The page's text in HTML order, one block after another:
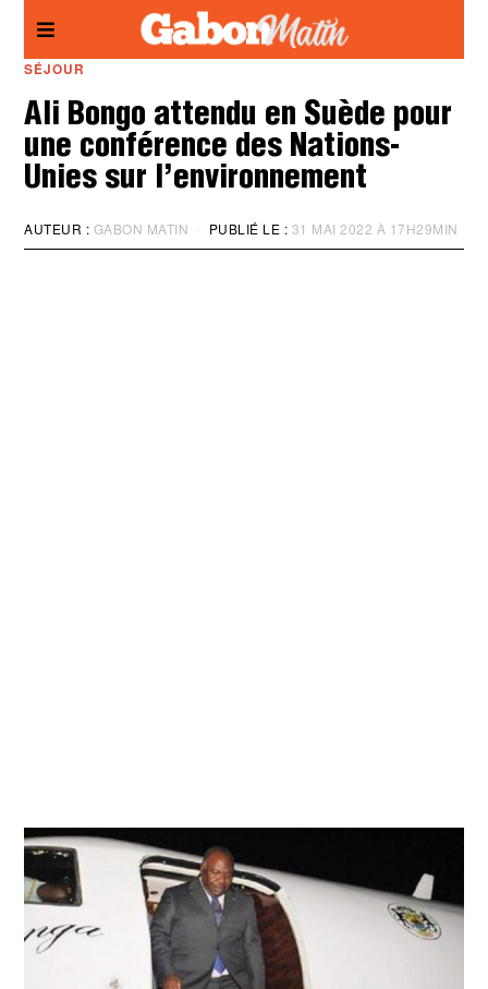
SÉJOUR
Ali Bongo attendu en Suède pour
une conférence des Nations-
Unies sur l’environnement
AUTEUR : GABON MATIN PUBLIÉ LE : 31 MAI 2022 À 17H29MIN
I
Panneau de gestion des cookies